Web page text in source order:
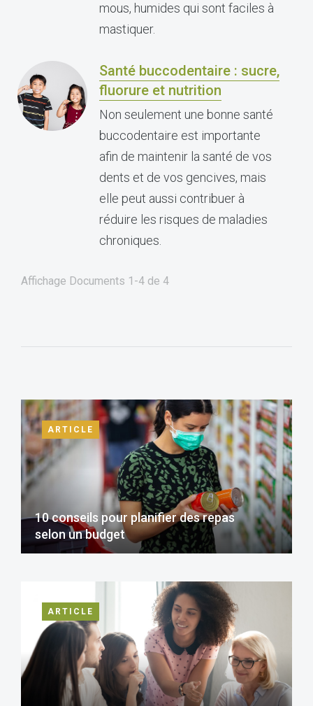
mous, humides qui sont faciles à
mastiquer.
Santé buccodentaire : sucre,
fluorure et nutrition
Non seulement une bonne santé
buccodentaire est importante
afin de maintenir la santé de vos
dents et de vos gencives, mais
elle peut aussi contribuer à
réduire les risques de maladies
chroniques.
Affichage Documents 1-4 de 4
ARTICLE
10 conseils pour planifier des repas
selon un budget
ARTICLE